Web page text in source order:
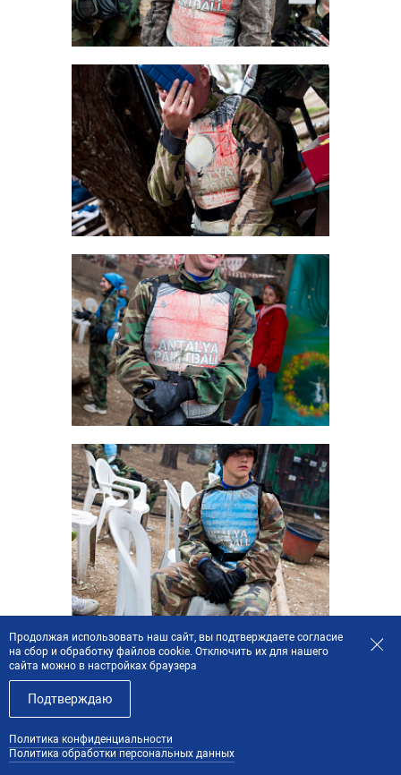
Продолжая использовать наш сайт, вы подтверждаете согласие
на сбор и обработку файлов cookie. Отключить их для нашего
сайта можно в настройках браузера
Подтверждаю
Политика конфиденциальности
Политика обработки персональных данных